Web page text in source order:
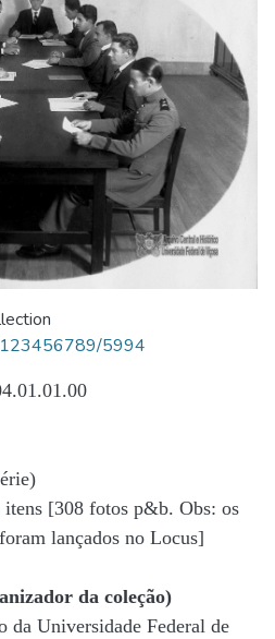
123456789/5994
itens [308 fotos p&b. Obs: os
lançados no Locus]
da coleção)
Universidade Federal de